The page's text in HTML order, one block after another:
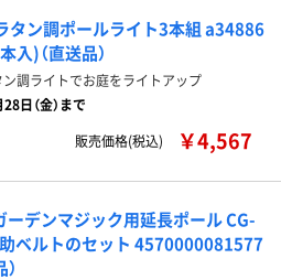
タン調ポールライト3本組 a34886
入)（直送品）
調ライトでお庭をライトアップ
日（金）まで
販売価格(税込)
￥4,567
デンマジック用延長ポール CG-
ベルトのセット 4570000081577